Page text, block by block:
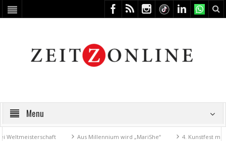
Menu
Aus Millennium wird „MariShe“ 4. Kunstfest macht Zeitz